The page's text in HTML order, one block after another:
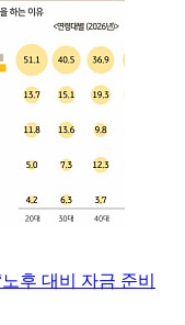
후 대비 자금 준비